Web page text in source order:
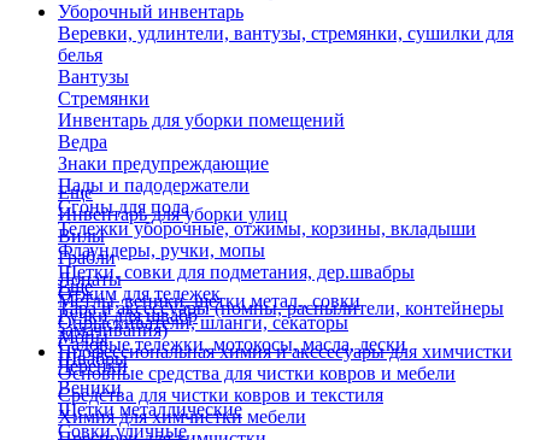
Уборочный инвентарь
Веревки, удлинтели, вантузы, стремянки, сушилки для
белья
Вантузы
Стремянки
Инвентарь для уборки помещений
Ведра
Знаки предупреждающие
Пады и падодержатели
Сгоны для пола
Тележки уборочные, отжимы, корзины, вкладыши
Флаундеры, ручки, мопы
Щетки, совки для подметания, дер.швабры
Отжим для тележек
Ручки для швабр
Мопы
Швабры
Еще
Инвентарь для уборки улиц
Вилы
Грабли
Лопаты
Метлы, веники, щетки метал., совки
Опрыскиватели, шланги, секаторы
Садовые тележки, мотокосы, масла, лески
Черенки
Веники
Щетки металлические
Совки уличные
Еще
Тара и аксессуары (помпы, распылители, контейнеры
замачивания)
Профессиональная химия и акссесуары для химчистки
Основные средства для чистки ковров и мебели
Средства для чистки ковров и текстиля
Химия для химчистки мебели